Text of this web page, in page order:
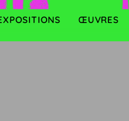
ŒUVRES